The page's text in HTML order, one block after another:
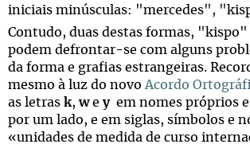
iniciais minúsculas: "mercedes",
Contudo, duas destas formas,
podem defrontar-se com alguns
da forma e grafias estrangeiras.
mesmo à luz do novo Acordo
as letras k,weyem nomes próprios e
por um lado, e em siglas, símbolos e
«unidades de medida de curso